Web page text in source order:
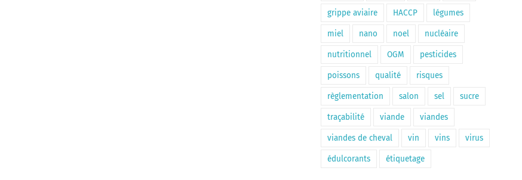
grippe aviaire HACCP légumes
miel nano noel nucléaire
nutritionnel OGM pesticides
poissons qualité risques
règlementation salon sel sucre
traçabilité viande viandes
viandes de cheval vin vins virus
édulcorants étiquetage